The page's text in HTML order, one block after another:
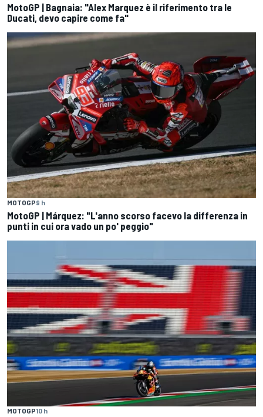
MotoGP | Bagnaia: "Alex Marquez è il riferimento tra le
Ducati, devo capire come fa"
MOTOGP9 h
MotoGP | Márquez: "L'anno scorso facevo la differenza in
punti in cui ora vado un po' peggio"
MOTOGP10 h